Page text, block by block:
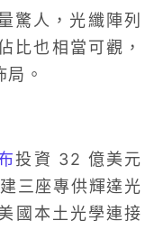
驚人，光纖陣列
比也相當可觀，
。
投資 32 億美元
三座專供輝達光
國本土光學連接